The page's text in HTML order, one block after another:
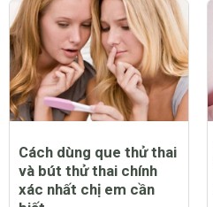
Ăn gì để dễ thụ thai, bật
tốt cho những mẹ đang
hóng con